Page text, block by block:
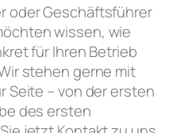
oder Geschäftsführer
wissen, wie
für Ihren Betrieb
stehen gerne mit
Seite – von der ersten
des ersten